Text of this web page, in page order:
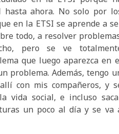
ahora. No solo por
en la ETSI se aprende a
todo, a resolver
pero se ve
que luego aparezca en
problema. Además, tengo
con mis compañeros, y
vida social, e incluso
un poco al día y se va